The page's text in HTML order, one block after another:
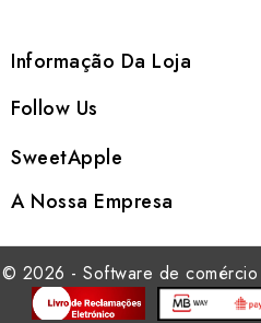
Informação Da Loja
Follow Us
SweetApple
A Nossa Empresa
© 2026 - Software de